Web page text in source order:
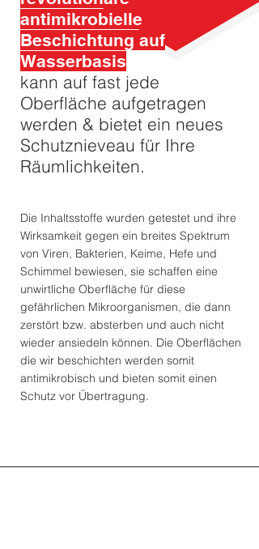
antimikrobielle
Beschichtung auf
Wasserbasis
kann auf fast jede
Oberfläche aufgetragen
werden & bietet ein neues
Schutznieveau für Ihre
Räumlichkeiten.
Die Inhaltsstoffe wurden getestet und ihre
Wirksamkeit gegen ein breites Spektrum
von Viren, Bakterien, Keime, Hefe und
Schimmel bewiesen, sie schaffen eine
unwirtliche Oberfläche für diese
gefährlichen Mikroorganismen, die dann
zerstört bzw. absterben und auch nicht
wieder ansiedeln können. Die Oberflächen
die wir beschichten werden somit
antimikrobisch und bieten somit einen
Schutz vor Übertragung.